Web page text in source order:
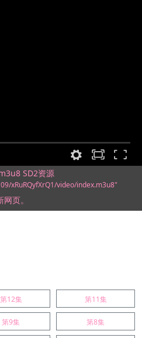
SD2资源
video/index.m3u8"
页。
第12集 第11集
第9集 第8集